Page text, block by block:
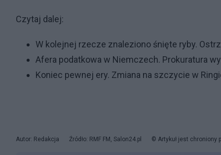
Czytaj dalej:
W kolejnej rzecze znaleziono śnięte ryby.
Afera podatkowa w Niemczech. Prokuratura
Koniec pewnej ery. Zmiana na szczycie w
Autor: Redakcja Źródło: RMF FM, Salon24.pl © Artykuł jest chroniony